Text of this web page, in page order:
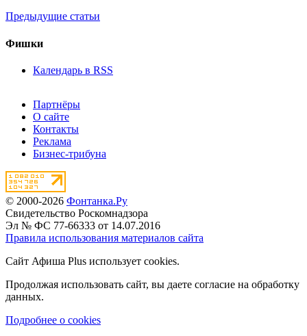
Предыдущие статьи
Фишки
Календарь в RSS
Партнёры
О сайте
Контакты
Реклама
Бизнес-трибуна
© 2000-2026 Фонтанка.Ру
Свидетельство Роскомнадзора
Эл № ФС 77-66333 от 14.07.2016
Правила использования материалов сайта
Сайт Афиша Plus использует cookies.
Продолжая использовать сайт, вы даете согласие на обработку
данных.
Подробнее о cookies